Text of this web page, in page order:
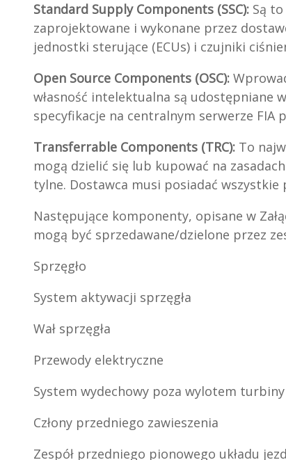
Standard Supply Components (SSC): Są
zaprojektowane i wykonane przez
jednostki sterujące (ECUs) i czujniki
Open Source Components (OSC):
własność intelektualna są udostępniane
specyfikacje na centralnym serwerze
Transferrable Components (TRC): To
mogą dzielić się lub kupować na
tylne. Dostawca musi posiadać
Następujące komponenty, opisane w
mogą być sprzedawane/dzielone przez
Sprzęgło
System aktywacji sprzęgła
Wał sprzęgła
Przewody elektryczne
System wydechowy poza wylotem
Człony przedniego zawieszenia
Zespół przedniego pionowego układu